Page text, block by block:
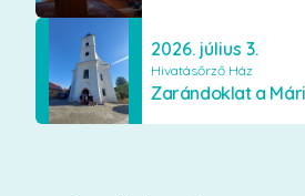
2026. július 3.
Hivatásőrző Ház